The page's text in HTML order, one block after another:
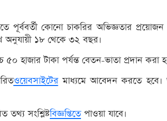
কোনো চাকরির অভিজ্ঞতার প্রয়োজন
১৮ থেকে ৩২ বছর।
৫০ হাজার টাকা পর্যন্ত বেতন-ভাতা প্রদান করা
ওয়েবসাইটেরমাধ্যমে আবেদন করতে
তথ্য সংশ্লিষ্টবিজ্ঞপ্তিতেপাওয়া যাবে।